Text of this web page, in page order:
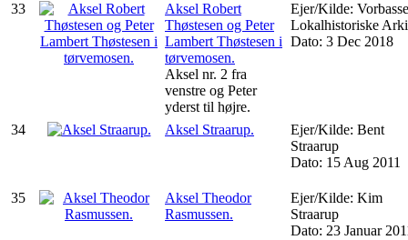
33
Aksel Robert
Thøstesen og Peter
Lambert Thøstesen i
tørvemosen.
Aksel nr. 2 fra
venstre og Peter
yderst til højre.
Ejer/Kilde: Vorbasse
Lokalhistoriske
Dato: 3 Dec 2018
34 Aksel Straarup.
Ejer/Kilde: Bent
Straarup
Dato: 15 Aug 2011
35
Aksel Theodor
Rasmussen.
Ejer/Kilde: Kim
Straarup
Dato: 23 Januar